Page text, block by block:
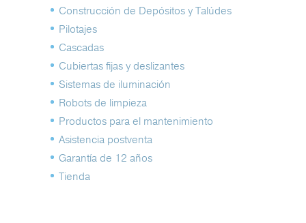
Construcción de Depósitos y Talúdes
Pilotajes
Cascadas
Cubiertas fijas y deslizantes
Sistemas de iluminación
Robots de limpieza
Productos para el mantenimiento
Asistencia postventa
Garantía de 12 años
Tienda